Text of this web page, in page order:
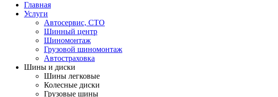
Главная
Услуги
Автосервис, СТО
Шинный центр
Шиномонтаж
Грузовой шиномонтаж
Автостраховка
Шины и диски
Шины легковые
Колесные диски
Грузовые шины